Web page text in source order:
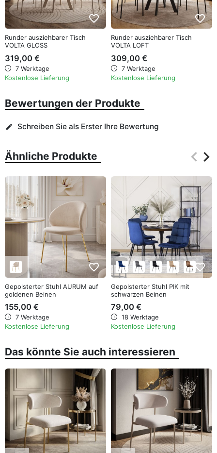
favorite_border
Runder ausziehbarer Tisch
VOLTA GLOSS
319,00 €
7 Werktage
Kostenlose Lieferung
favorite_border
Runder ausziehbarer Tisch
VOLTA LOFT
309,00 €
7 Werktage
Kostenlose Lieferung
Bewertungen der Produkte
edit Schreiben Sie als Erster Ihre Bewertung
Ähnliche Produkte keyboard_arrow_left
keyboard_arrow_right
favorite_border
Gepolsterter Stuhl AURUM auf
goldenen Beinen
155,00 €
7 Werktage
Kostenlose Lieferung
favorite_border
Gepolsterter Stuhl PIK mit
schwarzen Beinen
79,00 €
18 Werktage
Kostenlose Lieferung
Das könnte Sie auch interessieren